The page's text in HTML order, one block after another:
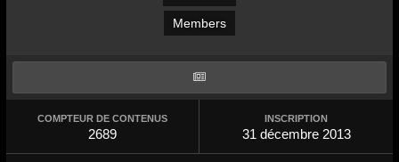
Members
COMPTEUR DE CONTENUS
2689
INSCRIPTION
31 décembre 2013